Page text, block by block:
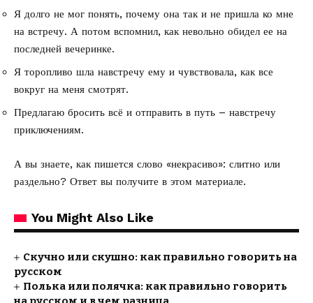
Я долго не мог понять, почему она так и не пришла ко мне
на встречу. А потом вспомнил, как невольно обидел ее на
последней вечеринке.
Я торопливо шла навстречу ему и чувствовала, как все
вокруг на меня смотрят.
Предлагаю бросить всё и отправить в путь – навстречу
приключениям.
А вы знаете, как пишется слово «некрасиво»: слитно или
раздельно? Ответ вы получите в этом материале.
You Might Also Like
Скучно или скушно: как правильно говорить на
русском
Полька или полячка: как правильно говорить